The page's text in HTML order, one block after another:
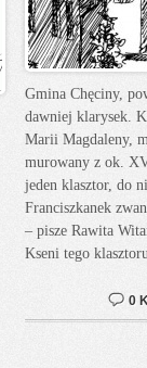
Gmina Chęciny,
dawniej klarysek.
Marii Magdaleny,
murowany z ok.
jeden klasztor, do
Franciszkanek
– pisze Rawita
Kseni tego
0